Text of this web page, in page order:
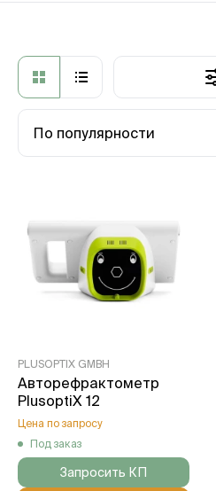
По популярности
PLUSOPTIX GMBH
Авторефрактометр
PlusoptiX 12
Цена по запросу
Под заказ
Запросить КП